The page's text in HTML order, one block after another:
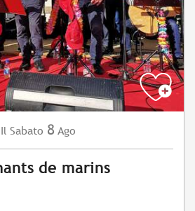
Il Sabato 8 Ago
de marins